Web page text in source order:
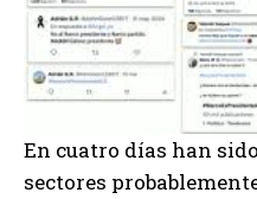
En cuatro días han
sectores